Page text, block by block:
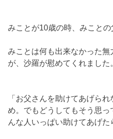
みことが10歳の時、みことの
みことは何も出来なかった
が、沙羅が慰めてくれました
「お父さんを助けてあげら
め。でもどうしてもそう思
んな人いっぱい助けてあげた